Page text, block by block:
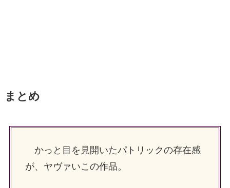
まとめ
かっと目を見開いたパトリックの存在感
が、ヤヴァいこの作品。